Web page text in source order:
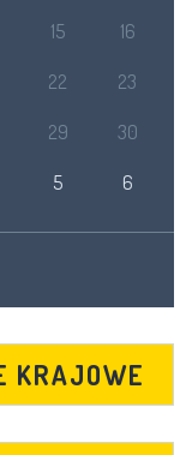
15 16
22 23
29 30
5 6
KRAJOWE